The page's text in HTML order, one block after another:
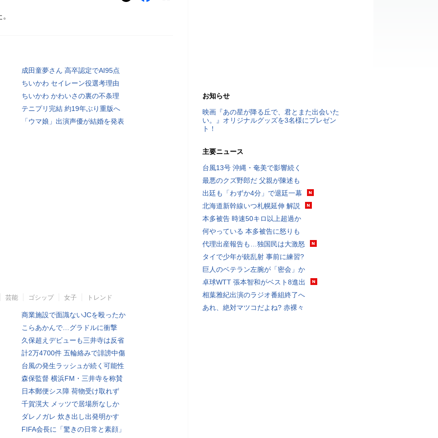
成田童夢さん 高卒認定でAI95点
ちいかわ セイレーン役選考理由
ちいかわ かわいさの裏の不条理
テニプリ完結 約19年ぶり重版へ
「ウマ娘」出演声優が結婚を発表
芸能 ゴシップ 女子 トレンド
商業施設で面識ないJCを殴ったか
こらあかんで…グラドルに衝撃
久保超えデビューも三井寺は反省
計2万4700件 五輪絡みで誹謗中傷
台風の発生ラッシュが続く可能性
森保監督 横浜FM・三井寺を称賛
日本郵便シス障 荷物受け取れず
千賀滉大 メッツで居場所なしか
ダレノガレ 炊き出し出発明かす
FIFA会長に「驚きの日常と素顔」
お知らせ
映画『あの星が降る丘で、君とまた出会いた
い。』オリジナルグッズを3名様にプレゼン
ト！
主要ニュース
台風13号 沖縄・奄美で影響続く
最悪のクズ野郎だ 父親が陳述も
出廷も「わずか4分」で退廷一幕
北海道新幹線いつ札幌延伸 解説
本多被告 時速50キロ以上超過か
何やっている 本多被告に怒りも
代理出産報告も…独国民は大激怒
タイで少年が銃乱射 事前に練習?
巨人のベテラン左腕が「密会」か
卓球WTT 張本智和がベスト8進出
相葉雅紀出演のラジオ番組終了へ
あれ、絶対マツコだよね? 赤裸々